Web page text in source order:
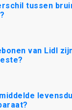
tussen
van Lidl